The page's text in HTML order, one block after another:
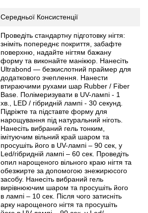
Середньої Консистенції
Проведіть стандартну підготовку нігтя:
зніміть попереднє покриття, забафте
поверхню, надайте нігтям бажану
форму та виконайте манікюр. Нанесіть
Ultrabond — безкислотний праймер для
додаткового зчеплення. Нанести
втираючими рухами шар Rubber / Fiber
Base. Полімеризувати в UV-лампі - 1
хв., LED / гібридній лампі - 30 секунд.
Підріжте та підставте форму для
нарощування під натуральний ніготь.
Нанесіть вибраний гель тонким,
імітуючим вільний край шаром та
просушіть його в UV-лампі – 90 сек, у
Led/гібридній лампі – 60 сек. Проведіть
опил нарощеного вільного краю нігтя та
обезжирте за допомогою знежирюсого
засобу. Нанесіть вибраний гель
вирівнюючим шаром та просушіть його
в лампі – 10 сек. Після чого затисніть
арку нарощеного нігтя та просушіть